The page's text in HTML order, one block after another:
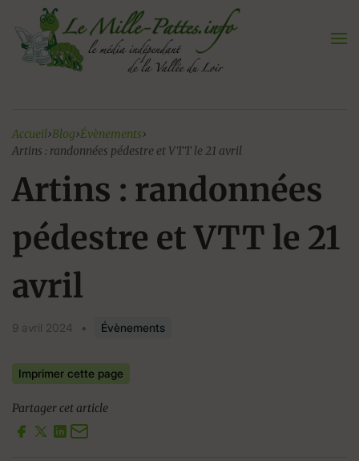
contenu
Accueil›Blog›Évènements›
Artins : randonnées pédestre et VTT le 21 avril
Artins : randonnées
pédestre et VTT le 21
avril
9 avril 2024 • Évènements
Imprimer cette page
Partager cet article